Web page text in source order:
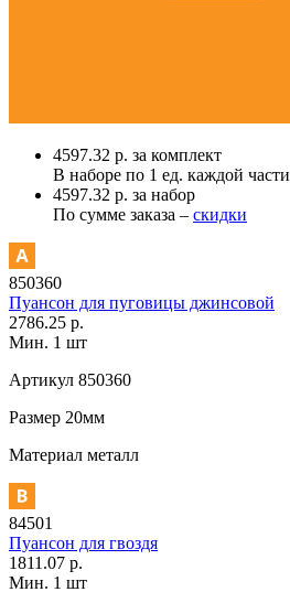
4597.32 р. за комплект
В наборе по 1 ед. каждой части
4597.32 р. за набор
По сумме заказа – скидки
850360
Пуансон для пуговицы джинсовой
2786.25 р.
Мин. 1 шт
Артикул 850360
Размер 20мм
Материал металл
84501
Пуансон для гвоздя
1811.07 р.
Мин. 1 шт